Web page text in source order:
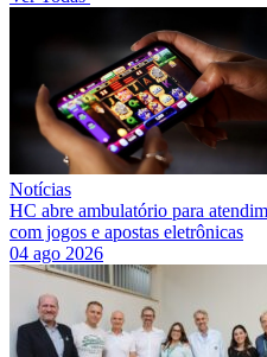
Notícias
HC abre ambulatório para
com jogos e apostas eletrônicas
04 ago 2026